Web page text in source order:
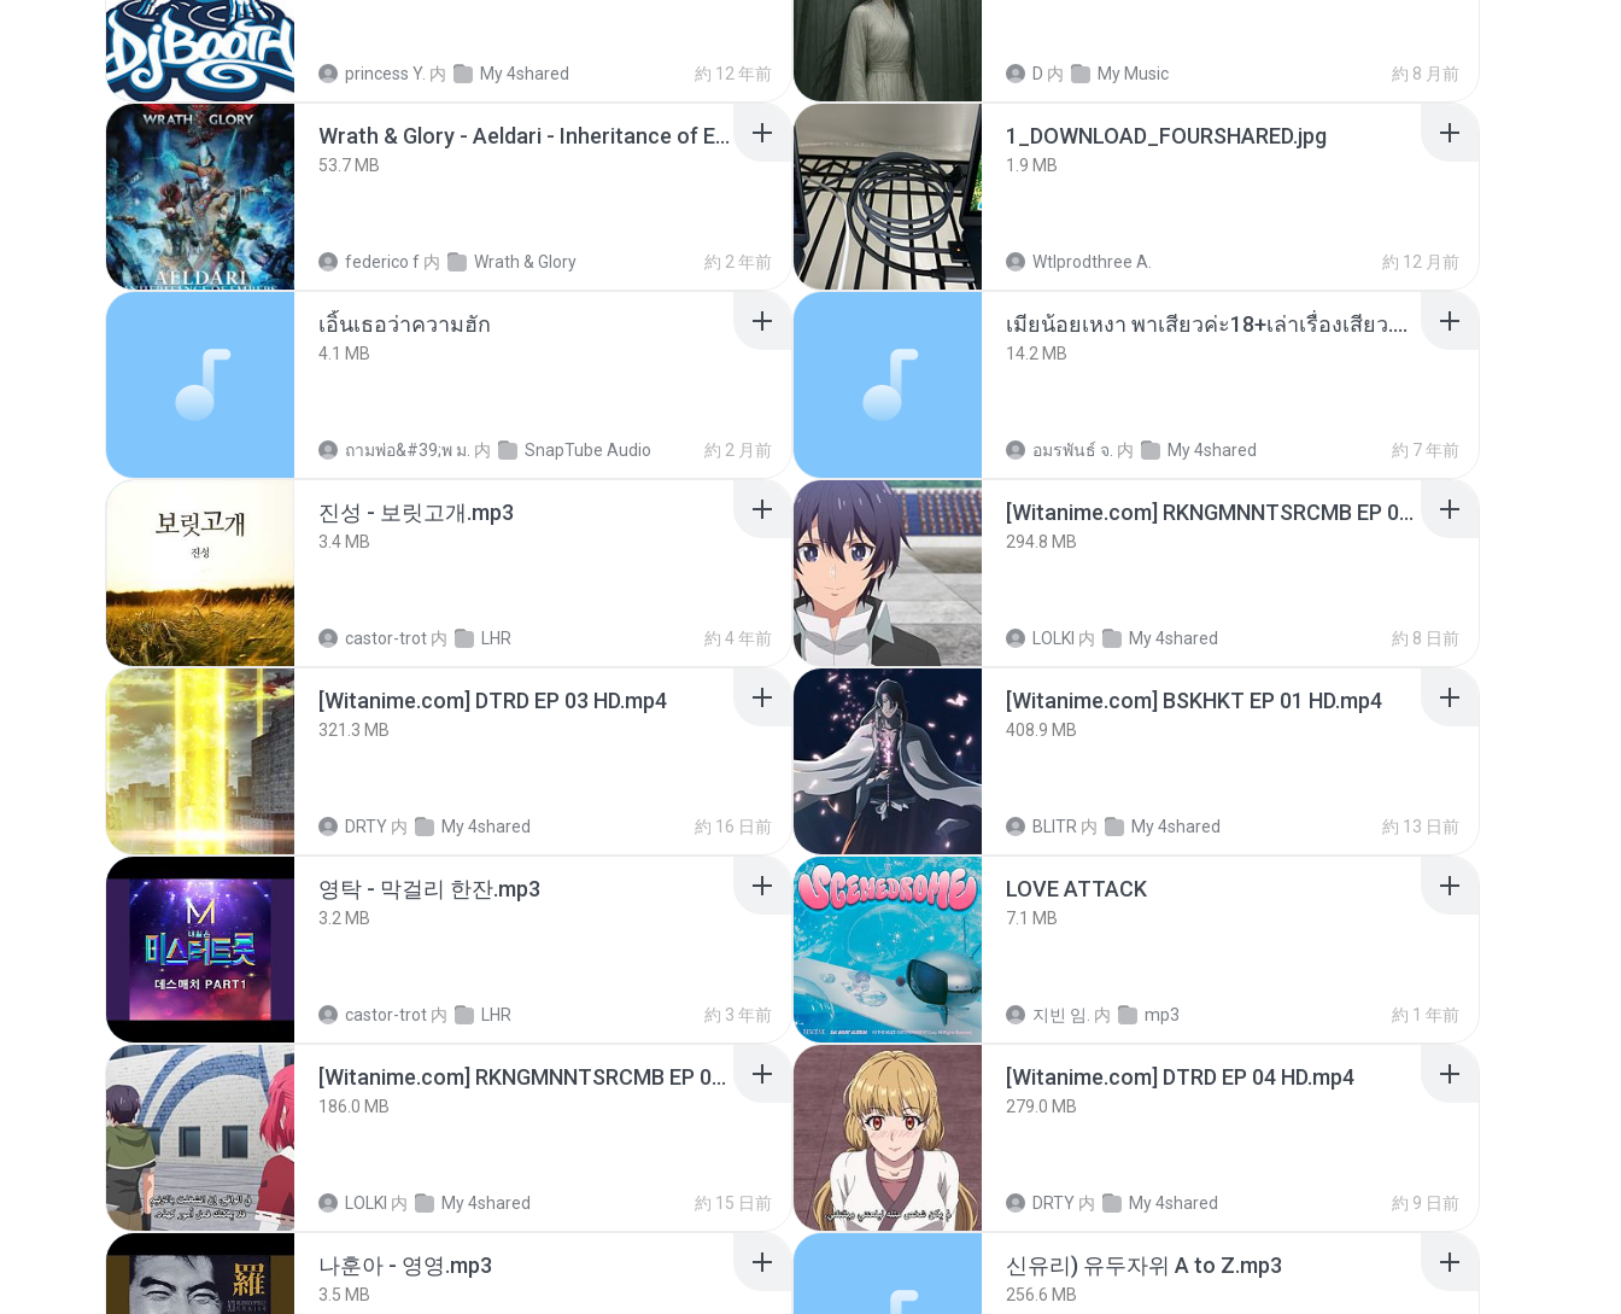
princess Y. 内 My 4shared 約 12 年前 D 内 My Music 約 8 月前
Wrath & Glory - Aeldari - Inheritance of Embers.pdf
53.7 MB
federico f 内 Wrath & Glory 約 2 年前
1_DOWNLOAD_FOURSHARED.jpg
1.9 MB
Wtlprodthree A. 約 12 月前
เอิ้นเธอว่าความฮัก
4.1 MB
ถามพ่อ&#39;พ ม. 内 SnapTube Audio 約 2 月前
เมียน้อยเหงา พาเสียวค่ะ18+เล่าเรื่องเสียว.mp3
14.2 MB
อมรพันธ์ จ. 内 My 4shared 約 7 年前
진성 - 보릿고개.mp3
3.4 MB
castor-trot 内 LHR 約 4 年前
[Witanime.com] RKNGMNNTSRCMB EP 06 HD.mp4
294.8 MB
LOLKI 内 My 4shared 約 8 日前
[Witanime.com] DTRD EP 03 HD.mp4
321.3 MB
DRTY 内 My 4shared 約 16 日前
[Witanime.com] BSKHKT EP 01 HD.mp4
408.9 MB
BLITR 内 My 4shared 約 13 日前
영탁 - 막걸리 한잔.mp3
3.2 MB
castor-trot 内 LHR 約 3 年前
LOVE ATTACK
7.1 MB
지빈 임. 内 mp3 約 1 年前
[Witanime.com] RKNGMNNTSRCMB EP 05 HD.mp4
186.0 MB
LOLKI 内 My 4shared 約 15 日前
[Witanime.com] DTRD EP 04 HD.mp4
279.0 MB
DRTY 内 My 4shared 約 9 日前
나훈아 - 영영.mp3
3.5 MB
신유리) 유두자위 A to Z.mp3
256.6 MB